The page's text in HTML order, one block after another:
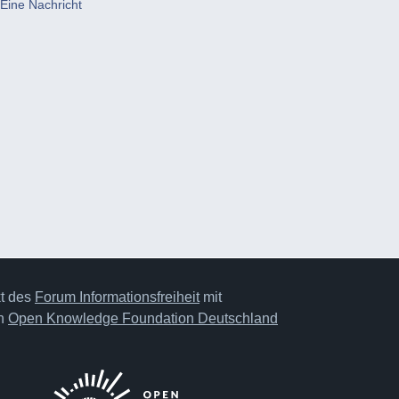
Eine Nachricht
des Forum Informationsfreiheitmit
Open Knowledge Foundation Deutschland